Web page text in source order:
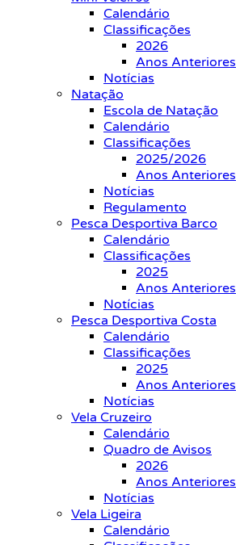
Calendário
Classificações
2026
Anos Anteriores
Notícias
Natação
Escola de Natação
Calendário
Classificações
2025/2026
Anos Anteriores
Notícias
Regulamento
Pesca Desportiva Barco
Calendário
Classificações
2025
Anos Anteriores
Notícias
Pesca Desportiva Costa
Calendário
Classificações
2025
Anos Anteriores
Notícias
Vela Cruzeiro
Calendário
Quadro de Avisos
2026
Anos Anteriores
Notícias
Vela Ligeira
Calendário